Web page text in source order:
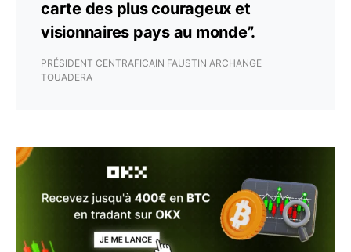
carte des plus courageux et
visionnaires pays au monde”.
PRÉSIDENT CENTRAFICAIN FAUSTIN ARCHANGE
TOUADERA